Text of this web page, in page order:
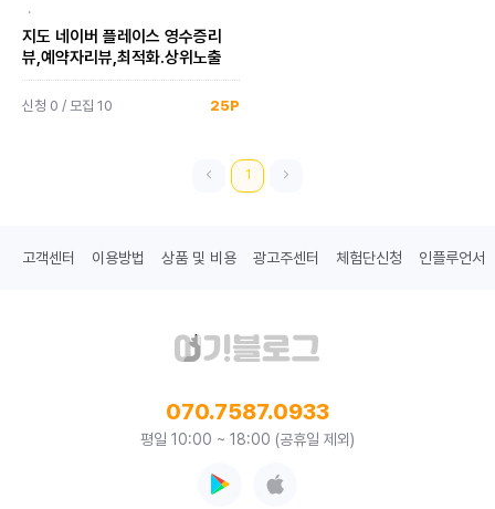
·
지도 네이버 플레이스 영수증리
뷰,예약자리뷰,최적화.상위노출
신청 0 / 모집 10 25P
1
고객센터 이용방법 상품 및 비용 광고주센터 체험단신청 인플루언서
070.7587.0933
평일 10:00 ~ 18:00 (공휴일 제외)